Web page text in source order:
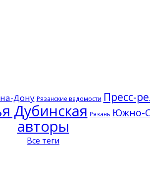
Дону Рязанские ведомости Пресс-
Дубинская Рязань Южно-
авторы
Все теги